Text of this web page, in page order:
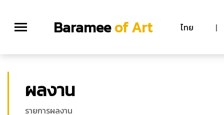
Barameeof Art ไทย |
ผลงาน
รายการผลงาน